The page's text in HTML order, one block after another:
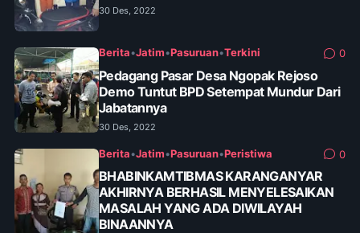
30 Des, 2022
Berita•Jatim•Pasuruan•Terkini 0
Pedagang Pasar Desa Ngopak Rejoso
Demo Tuntut BPD Setempat Mundur Dari
Jabatannya
30 Des, 2022
Berita•Jatim•Pasuruan•Peristiwa 0
BHABINKAMTIBMAS KARANGANYAR
AKHIRNYA BERHASIL MENYELESAIKAN
MASALAH YANG ADA DIWILAYAH
BINAANNYA